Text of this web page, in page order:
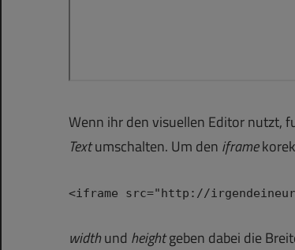
Wenn ihr den visuellen Editor nutzt,
Textumschalten. Um den iframe
<iframe src="http://
widthund heightgeben dabei die